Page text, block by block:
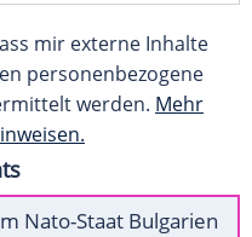
mir externe Inhalte
personenbezogene
werden. Mehr
Nato-Staat Bulgarien